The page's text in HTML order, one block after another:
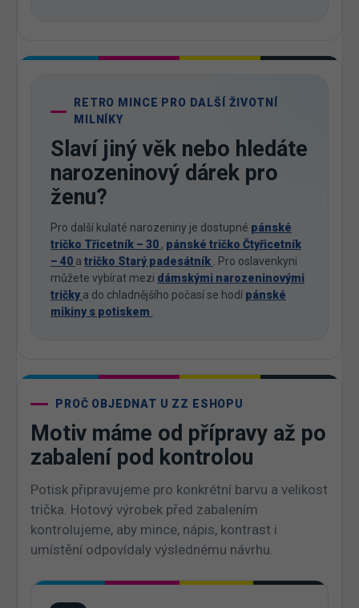
RETRO MINCE PRO DALŠÍ ŽIVOTNÍ
MILNÍKY
Slaví jiný věk nebo hledáte
narozeninový dárek pro
ženu?
Pro další kulaté narozeniny je dostupné pánské
tričko Třicetník – 30 , pánské tričko Čtyřicetník
– 40 a tričko Starý padesátník . Pro oslavenkyni
můžete vybírat mezi dámskými narozeninovými
tričky a do chladnějšího počasí se hodí pánské
mikiny s potiskem .
PROČ OBJEDNAT U ZZ ESHOPU
Motiv máme od přípravy až po
zabalení pod kontrolou
Potisk připravujeme pro konkrétní barvu a velikost
trička. Hotový výrobek před zabalením
kontrolujeme, aby mince, nápis, kontrast i
umístění odpovídaly výslednému návrhu.